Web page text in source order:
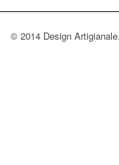
© 2014 Design